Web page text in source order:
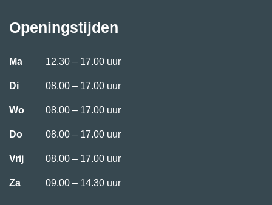
Openingstijden
Ma 12.30 – 17.00 uur
Di 08.00 – 17.00 uur
Wo 08.00 – 17.00 uur
Do 08.00 – 17.00 uur
Vrij 08.00 – 17.00 uur
Za 09.00 – 14.30 uur